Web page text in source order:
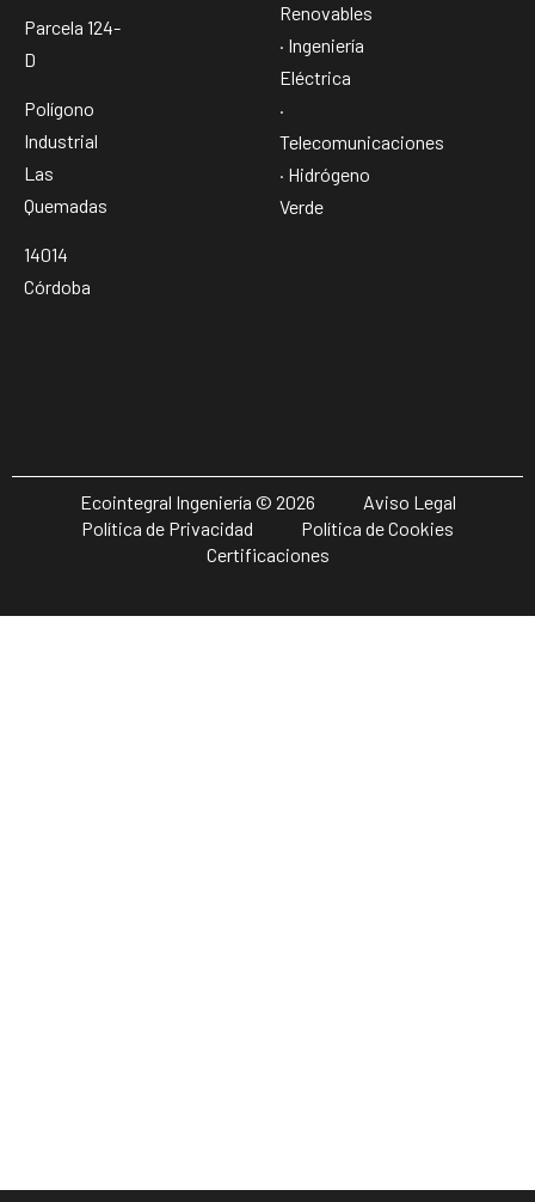
Parcela 124-
D
Polígono
Industrial
Las
Quemadas
14014
Córdoba
Renovables
· Ingeniería
Eléctrica
·
Telecomunicaciones
· Hidrógeno
Verde
Ecointegral Ingeniería © 2026
Aviso Legal
Política de Privacidad
Política de Cookies
Certificaciones